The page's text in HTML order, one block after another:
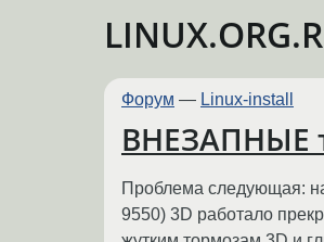
Форум — Linux-install
ВНЕЗАПНЫЕ
Проблема следующая:
9550) 3D работало